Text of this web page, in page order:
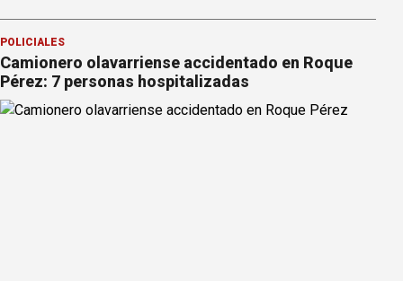
POLICIALES
Camionero olavarriense accidentado en Roque
Pérez: 7 personas hospitalizadas